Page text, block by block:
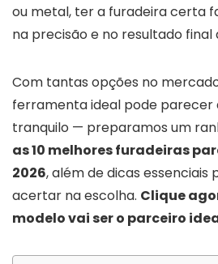
ou metal, ter a furadeira certa
na precisão e no resultado final
Com tantas opções no
ferramenta ideal pode parecer
tranquilo — preparamos um
as 10 melhores furadeiras
2026, além de dicas essenciais
acertar na escolha. Clique
modelo vai ser o parceiro